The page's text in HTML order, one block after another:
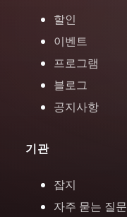
할인
이벤트
프로그램
블로그
공지사항
기관
잡지
자주 묻는 질문